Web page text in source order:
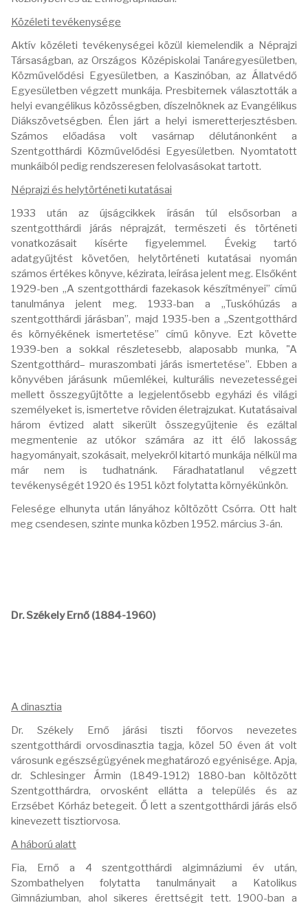
Közéleti tevékenysége
Aktív közéleti tevékenységei közül kiemelendik a Néprajzi
Társaságban, az Országos Középiskolai Tanáregyesületben,
Közművelődési Egyesületben, a Kaszinóban, az Állatvédő
Egyesületben végzett munkája. Presbiternek választották a
helyi evangélikus közösségben, díszelnöknek az Evangélikus
Diákszövetségben. Élen járt a helyi ismeretterjesztésben.
Számos előadása volt vasárnap délutánonként a
Szentgotthárdi Közművelődési Egyesületben. Nyomtatott
munkáiból pedig rendszeresen felolvasásokat tartott.
Néprajzi és helytörténeti kutatásai
1933 után az újságcikkek írásán túl elsősorban a
szentgotthárdi járás néprajzát, természeti és történeti
vonatkozásait kísérte figyelemmel. Évekig tartó
adatgyűjtést követően, helytörténeti kutatásai nyomán
számos értékes könyve, kézirata, leírása jelent meg. Elsőként
1929-ben „A szentgotthárdi fazekasok készítményei” című
tanulmánya jelent meg. 1933-ban a „Tuskóhúzás a
szentgotthárdi járásban”, majd 1935-ben a „Szentgotthárd
és környékének ismertetése” című könyve. Ezt követte
1939-ben a sokkal részletesebb, alaposabb munka, "A
Szentgotthárd– muraszombati járás ismertetése”. Ebben a
könyvében járásunk műemlékei, kulturális nevezetességei
mellett összegyűjtötte a legjelentősebb egyházi és világi
személyeket is, ismertetve röviden életrajzukat. Kutatásaival
három évtized alatt sikerült összegyűjtenie és ezáltal
megmentenie az utókor számára az itt élő lakosság
hagyományait, szokásait, melyekről kitartó munkája nélkül ma
már nem is tudhatnánk. Fáradhatatlanul végzett
tevékenységét 1920 és 1951 közt folytatta környékünkön.
Felesége elhunyta után lányához költözött Csórra. Ott halt
meg csendesen, szinte munka közben 1952. március 3-án.
Dr. Székely Ernő (1884-1960)
A dinasztia
Dr. Székely Ernő járási tiszti főorvos nevezetes
szentgotthárdi orvosdinasztia tagja, közel 50 éven át volt
városunk egészségügyének meghatározó egyénisége. Apja,
dr. Schlesinger Ármin (1849-1912) 1880-ban költözött
Szentgotthárdra, orvosként ellátta a település és az
Erzsébet Kórház betegeit. Ő lett a szentgotthárdi járás első
kinevezett tisztiorvosa.
A háború alatt
Fia, Ernő a 4 szentgotthárdi algimnáziumi év után,
Szombathelyen folytatta tanulmányait a Katolikus
Gimnáziumban, ahol sikeres érettségit tett. 1900-ban a